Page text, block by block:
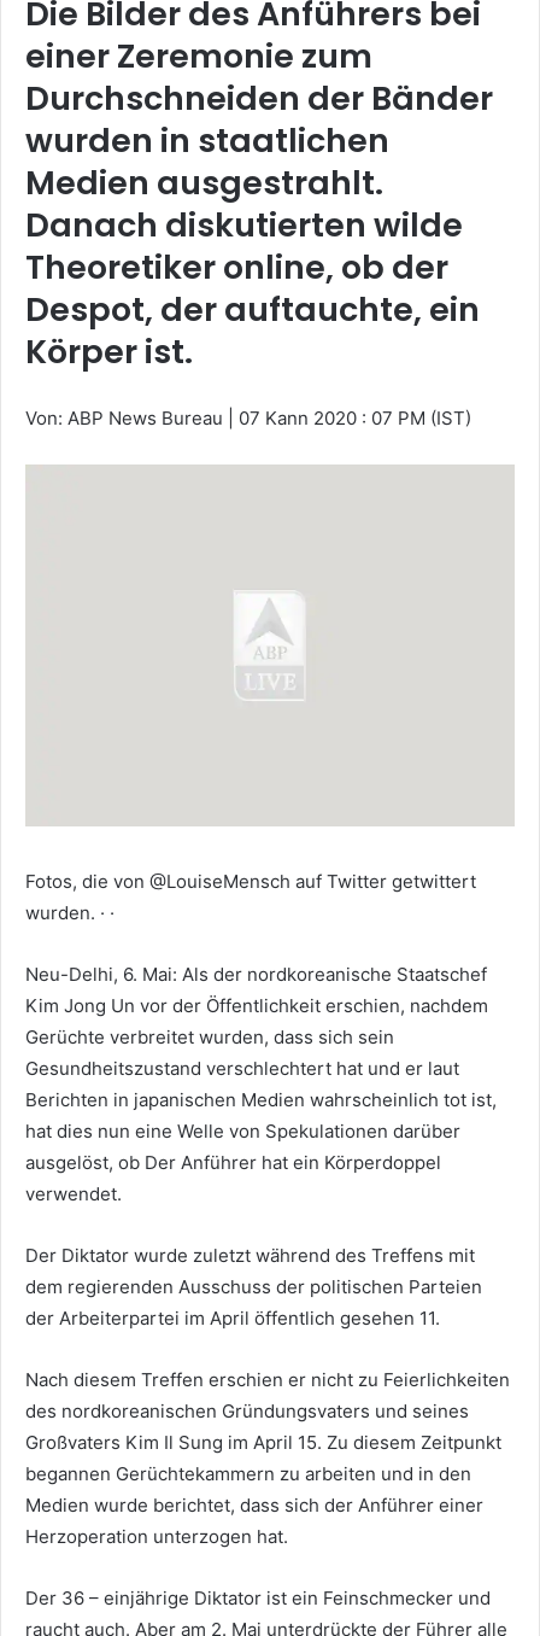
Die Bilder des Anführers bei
einer Zeremonie zum
Durchschneiden der Bänder
wurden in staatlichen
Medien ausgestrahlt.
Danach diskutierten wilde
Theoretiker online, ob der
Despot, der auftauchte, ein
Körper ist.
Von: ABP News Bureau 07 Kann 2020 : 07 PM (IST)
Fotos, die von @LouiseMensch auf Twitter getwittert
wurden. · ·
Neu-Delhi, 6. Mai: Als der nordkoreanische Staatschef
Kim Jong Un vor der Öffentlichkeit erschien, nachdem
Gerüchte verbreitet wurden, dass sich sein
Gesundheitszustand verschlechtert hat und er laut
Berichten in japanischen Medien wahrscheinlich tot ist,
hat dies nun eine Welle von Spekulationen darüber
ausgelöst, ob Der Anführer hat ein Körperdoppel
verwendet.
Der Diktator wurde zuletzt während des Treffens mit
dem regierenden Ausschuss der politischen Parteien
der Arbeiterpartei im April öffentlich gesehen 11.
Nach diesem Treffen erschien er nicht zu Feierlichkeiten
des nordkoreanischen Gründungsvaters und seines
Großvaters Kim Il Sung im April 15. Zu diesem Zeitpunkt
begannen Gerüchtekammern zu arbeiten und in den
Medien wurde berichtet, dass sich der Anführer einer
Herzoperation unterzogen hat.
Der 36 – einjährige Diktator ist ein Feinschmecker und
raucht auch. Aber am 2. Mai unterdrückte der Führer alle